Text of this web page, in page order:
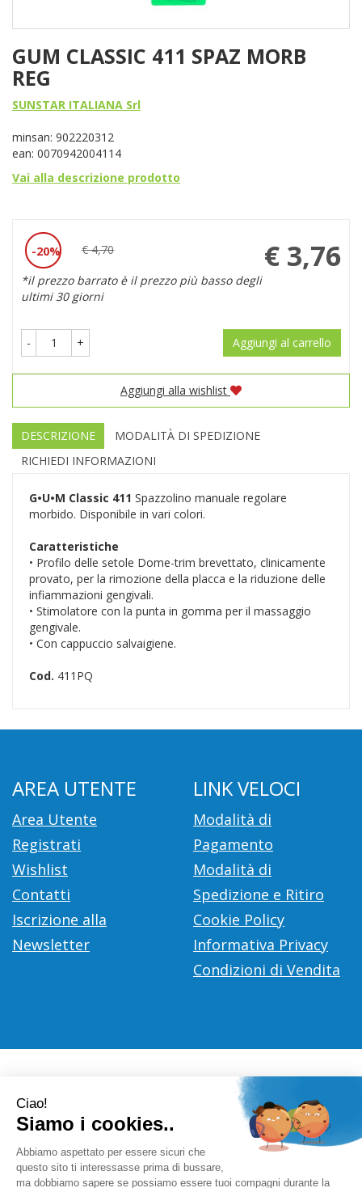
GUM CLASSIC 411 SPAZ MORB
REG
SUNSTAR ITALIANA Srl
minsan: 902220312
ean: 0070942004114
Vai alla descrizione prodotto
Sconto
20% € 4,70
Prezzo
scontato
€ 3,76
*il prezzo barrato è il prezzo più basso degli
ultimi 30 giorni
- + Aggiungi al carrello
Aggiungi alla wishlist
DESCRIZIONE
MODALITÀ DI SPEDIZIONE
RICHIEDI INFORMAZIONI
G•U•M Classic 411 Spazzolino manuale regolare
morbido. Disponibile in vari colori.
Caratteristiche
• Profilo delle setole Dome-trim brevettato, clinicamente
provato, per la rimozione della placca e la riduzione delle
infiammazioni gengivali.
• Stimolatore con la punta in gomma per il massaggio
gengivale.
• Con cappuccio salvaigiene.
Cod. 411PQ
AREA UTENTE
Area Utente
Registrati
Wishlist
Contatti
Iscrizione alla
Newsletter
LINK VELOCI
Modalità di
Pagamento
Modalità di
Spedizione e Ritiro
Cookie Policy
Informativa Privacy
Condizioni di Vendita
Farmacia Città D'Europa Dr. Leonardo Gaoni
d'Europa, 700 00144 Roma (RM)
info@farmace.it|Tel.: 065290252
| P.Iva: 09281581000 |